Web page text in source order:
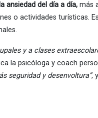
ansiedad del día a día, más
o actividades turísticas.
y a clases
la psicóloga y coach
seguridad y desenvoltura”,